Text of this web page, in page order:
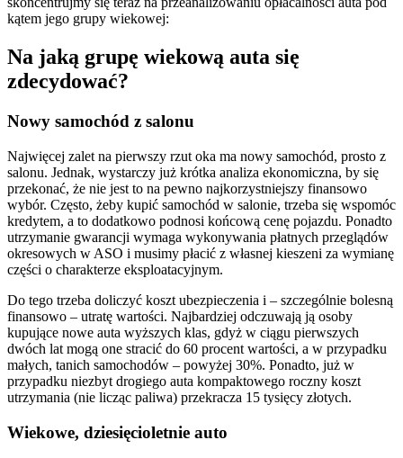
kątem jego grupy wiekowej:
Na jaką grupę wiekową auta się
zdecydować?
Nowy samochód z salonu
Najwięcej zalet na pierwszy rzut oka ma nowy samochód, prosto z
salonu. Jednak, wystarczy już krótka analiza ekonomiczna, by się
przekonać, że nie jest to na pewno najkorzystniejszy finansowo
wybór. Często, żeby kupić samochód w salonie, trzeba się wspomóc
kredytem, a to dodatkowo podnosi końcową cenę pojazdu. Ponadto
utrzymanie gwarancji wymaga wykonywania płatnych przeglądów
okresowych w ASO i musimy płacić z własnej kieszeni za wymianę
części o charakterze eksploatacyjnym.
Do tego trzeba doliczyć koszt ubezpieczenia i – szczególnie bolesną
finansowo – utratę wartości. Najbardziej odczuwają ją osoby
kupujące nowe auta wyższych klas, gdyż w ciągu pierwszych
dwóch lat mogą one stracić do 60 procent wartości, a w przypadku
małych, tanich samochodów – powyżej 30%. Ponadto, już w
przypadku niezbyt drogiego auta kompaktowego roczny koszt
utrzymania (nie licząc paliwa) przekracza 15 tysięcy złotych.
Wiekowe, dziesięcioletnie auto